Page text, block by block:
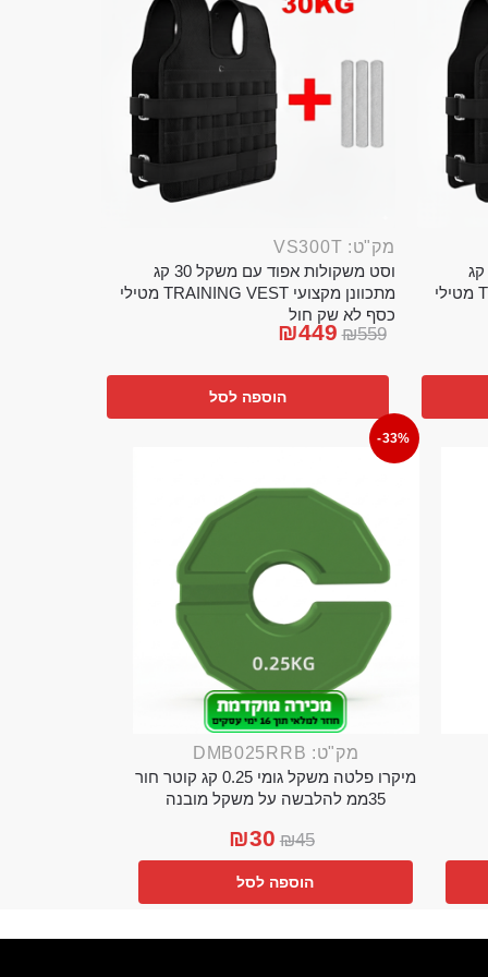
וסט משקולות אפוד עם משקל 20 קג
מתכוונן מקצועי TRAINING VEST מטילי
מק"ט: VS300T
וסט משקולות אפוד עם משקל 30 קג
מתכוונן מקצועי TRAINING VEST מטילי
כסף לא שק חול
₪559
₪449
הוספה לסל
-33%
מק"ט: DMB025RRB
מיקרו פלטה משקל גומי 0.25 קג קוטר חור
35ממ להלבשה על משקל מובנה
₪45
₪30
הוספה לסל